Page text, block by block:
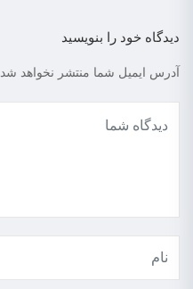
دیدگاه خود را بنویسید
آدرس ایمیل شما منتشر نخواهد شد.